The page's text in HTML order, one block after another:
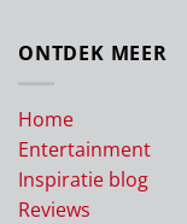
ONTDEK MEER
Home
Entertainment
Inspiratie blog
Reviews